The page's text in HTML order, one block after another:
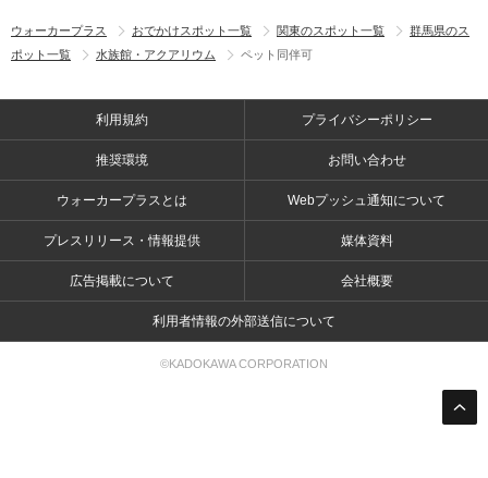
ウォーカープラス おでかけスポット一覧 関東のスポット一覧
群馬県のス
ポット一覧
水族館・アクアリウム ペット同伴可
利用規約 プライバシーポリシー
推奨環境 お問い合わせ
ウォーカープラスとは Webプッシュ通知について
プレスリリース・情報提供 媒体資料
広告掲載について 会社概要
利用者情報の外部送信について
©KADOKAWA CORPORATION